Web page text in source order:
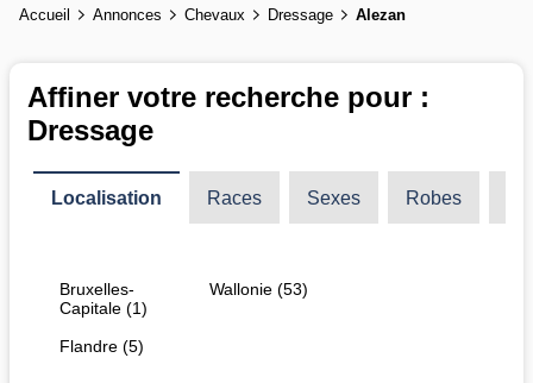
Accueil Annonces Chevaux Dressage Alezan
Affiner votre recherche pour :
Dressage
Localisation Races Sexes Robes
Bruxelles-
Capitale (1)
Flandre (5)
Wallonie (53)